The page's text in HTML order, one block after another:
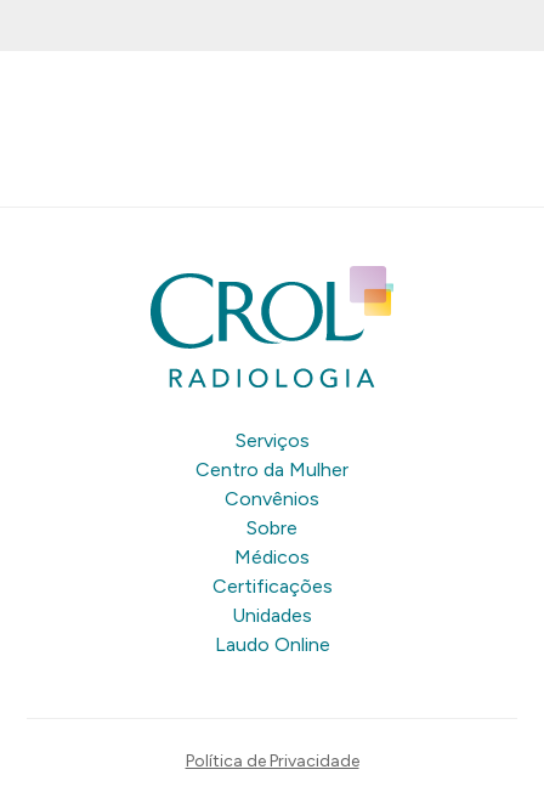
Serviços
Centro da Mulher
Convênios
Sobre
Médicos
Certificações
Unidades
Laudo Online
Política de Privacidade